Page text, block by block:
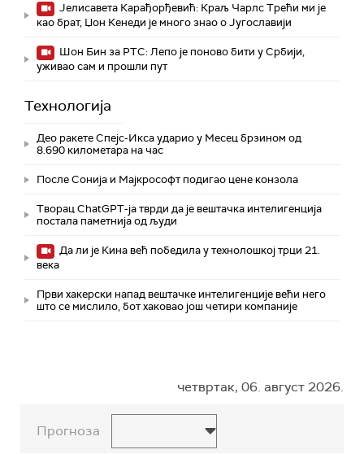
Јелисавета Карађорђевић: Краљ Чарлс Трећи ми је
као брат, Џон Кенеди је много знао о Југославији
Шон Бин за РТС: Лепо је поново бити у Србији,
уживао сам и прошли пут
Технологијa
Део ракете Спејс-Икса ударио у Месец брзином од
8.690 километара на час
После Сонија и Мајкрософт подигао цене конзола
Творац ChatGPT-ја тврди да је вештачка интелигенција
постала паметнија од људи
Да ли је Кина већ победила у технолошкој трци 21.
века
Први хакерски напад вештачке интелигенције већи него
што се мислило, бот хаковао још четири компаније
четвртак, 06. август 2026.
Прогноза